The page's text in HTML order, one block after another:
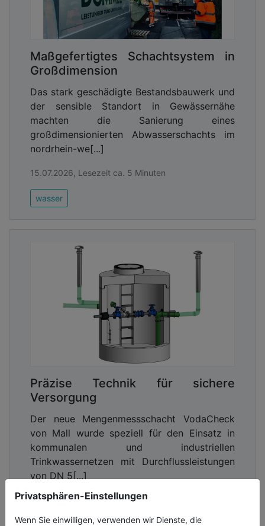
Privatsphären-Einstellungen
Wenn Sie einwilligen, verwenden wir Dienste, die
Maßgefertigtes Schachtsystem in
Großdimension
Das stark geschädigte Bestandsbauwerk und
der sensible Standort in Gewässernähe
machten die Sanierung eines
großdimensionierten Abwasserschachts im
nordrhein-we[...]
15.07.2026, Lesezeit ca. 5 Minuten
wasser
Präzise Technik für sichere
Versorgung
Der neue Mengenmessschacht VodaCheck
von Mall wurde speziell für den Einsatz in
kommunalen und industriellen
Trinkwassernetzen mit Durchflussleistungen
von DN 5[...]
14.07.2026, Lesezeit ca. 1 Minute